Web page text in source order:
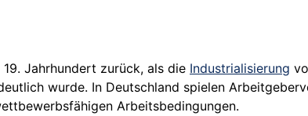
Jahrhundert zurück, als die Industrialisierung
wurde. In Deutschland spielen
Arbeitsbedingungen.